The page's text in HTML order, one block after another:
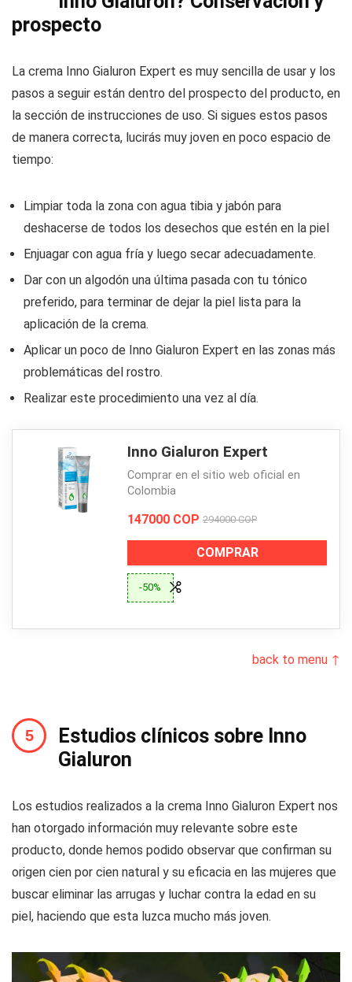
prospecto
La crema Inno Gialuron Expert es muy sencilla de usar y los
pasos a seguir están dentro del prospecto del producto, en
la sección de instrucciones de uso. Si sigues estos pasos
de manera correcta, lucirás muy joven en poco espacio de
tiempo:
Limpiar toda la zona con agua tibia y jabón para
deshacerse de todos los desechos que estén en la piel
Enjuagar con agua fría y luego secar adecuadamente.
Dar con un algodón una última pasada con tu tónico
preferido, para terminar de dejar la piel lista para la
aplicación de la crema.
Aplicar un poco de Inno Gialuron Expert en las zonas más
problemáticas del rostro.
Realizar este procedimiento una vez al día.
Inno Gialuron Expert
Comprar en el sitio web oficial en
Colombia
147000 COP 294000 COP
COMPRAR
-50%
back to menu ↑
Estudios clínicos sobre Inno
Gialuron
Los estudios realizados a la crema Inno Gialuron Expert nos
han otorgado información muy relevante sobre este
producto, donde hemos podido observar que confirman su
origen cien por cien natural y su eficacia en las mujeres que
buscar eliminar las arrugas y luchar contra la edad en su
piel, haciendo que esta luzca mucho más joven.